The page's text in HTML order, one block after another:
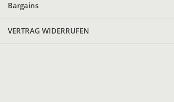
Bargains
VERTRAG WIDERRUFEN